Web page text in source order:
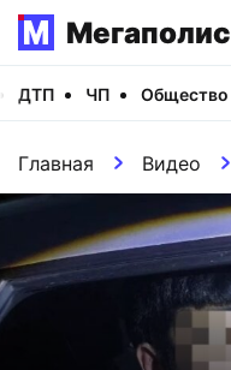
Мегаполис
ДТП ЧП Общество
Главная Видео